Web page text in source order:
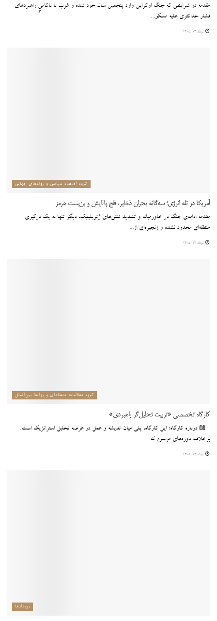
مقدمه در شرایطی که جنگ اوکراین وارد پنجمین سال خود شده و غرب با ناکامیِ راهبردهای
فشار حداکثری علیه مسکو...
مرداد ۱۴, ۱۴۰۵
گروه اقتصاد سیاسی و روندهای جهانی
آمریکا در تله انرژی؛ سه‌گانه بحران ذخایر، فلج پالایش و بن‌بست هرمز
مقدمه ادامه‌ی جنگ در خاورمیانه و تشدید تنش‌های ژئوپلیتیک، دیگر تنها به یک درگیری
منطقه‌ای محدود نشده و زنجیره‌ای از...
مرداد ۱۳, ۱۴۰۵
گروه مطالعات منطقه‌ای و روابط بین‌الملل
کارگاه تخصصی «تربیت تحلیل‌گر راهبردی»
📖 درباره کارگاه: این کارگاه، پلی میان اندیشه و عمل در عرصه تحلیل استراتژیک است.
برخلاف دوره‌های مرسوم که...
مرداد ۱۴, ۱۴۰۵
رویدادها